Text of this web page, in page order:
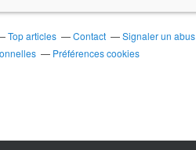
Top articles Contact Signaler un abus
Préférences cookies